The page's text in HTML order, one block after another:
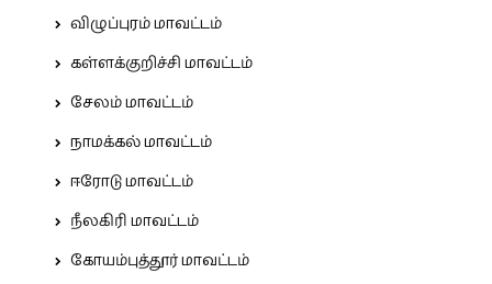
விழுப்புரம் மாவட்டம்
கள்ளக்குறிச்சி மாவட்டம்
சேலம் மாவட்டம்
நாமக்கல் மாவட்டம்
ஈரோடு மாவட்டம்
நீலகிரி மாவட்டம்
கோயம்புத்தூர் மாவட்டம்